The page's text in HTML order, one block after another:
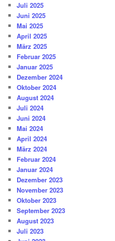
Juli 2025
Juni 2025
Mai 2025
April 2025
März 2025
Februar 2025
Januar 2025
Dezember 2024
Oktober 2024
August 2024
Juli 2024
Juni 2024
Mai 2024
April 2024
März 2024
Februar 2024
Januar 2024
Dezember 2023
November 2023
Oktober 2023
September 2023
August 2023
Juli 2023